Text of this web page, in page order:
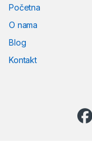
Početna
O nama
Blog
Kontakt